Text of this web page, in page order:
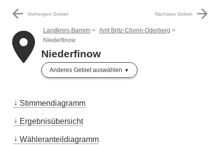
arrow_back Vorheriges Gebiet Nächstes Gebiet arrow_forward
placeLandkreis Barnim
Amt Britz-Chorin-Oderberg
Niederfinow
Niederfinow
Anderes Gebiet auswählen
Stimmendiagramm
Ergebnisübersicht
Wähleranteildiagramm